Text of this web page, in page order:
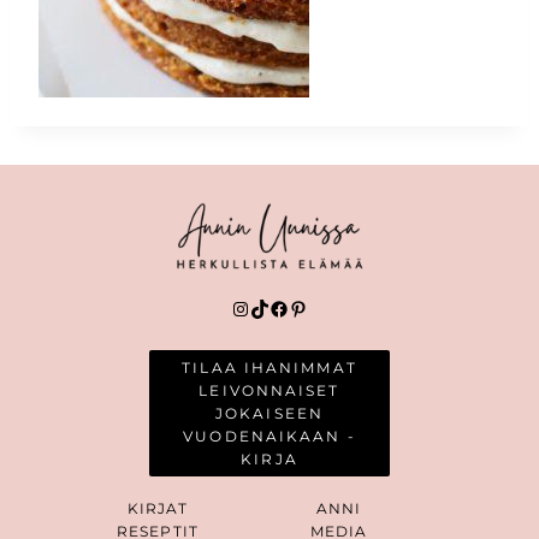
Instagram
TikTok
Facebook
Pinterest
TILAA IHANIMMAT
LEIVONNAISET
JOKAISEEN
VUODENAIKAAN -
KIRJA
KIRJAT
RESEPTIT
ANNI
MEDIA